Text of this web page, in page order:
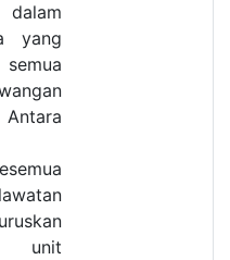
yang
unit